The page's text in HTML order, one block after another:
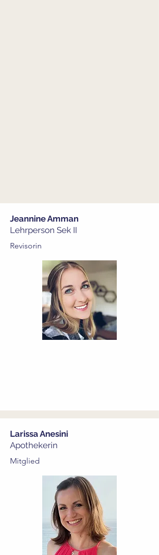
Jeannine Amman
Lehrperson Sek II
Revisorin
Larissa Anesini
Apothekerin
Mitglied